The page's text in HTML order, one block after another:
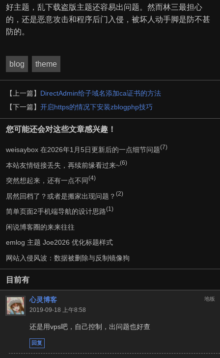
好主题，乱下载盗版主题还容易出问题。然而林三最担心
的，还是恶意攻击和程序后门入侵，被坏人动手脚是防不甚
防的。
blog theme
【上一篇】 DirectAdmin给子域名添加ca证书的方法
【下一篇】 开启https的情况下安装zblogphp技巧
您可能还会对这些文章感兴趣！
weisaybox 在2026年1月5日更新后的一点细节问题(7)
本站友情链接丢失，再续前缘看过来~(6)
突然想起来，还有一点不同(4)
居然回档了？或者是搬家出现问题？ (2)
简单页面2手机端导航的设计思路(1)
闲说博客圈的来来往往
emlog 主题 Joe2026 优化标题样式
网站入侵风波：数据被删除与反制镜像狗
目前有
地板
心灵博客
2019-09-18 上午8:58
还是用vps吧，自己控制，出问题也好查
回复